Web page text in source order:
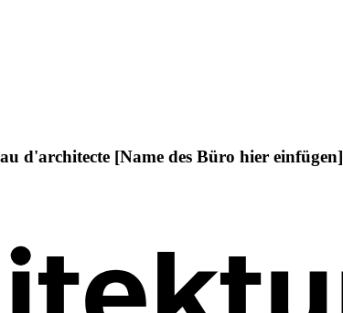
d'architecte [Name des Büro hier einfügen]